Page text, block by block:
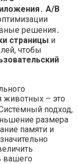
․ A/B
решения․
страницы и
чтобы
животных – это
подход,
размера
памяти и
вашего